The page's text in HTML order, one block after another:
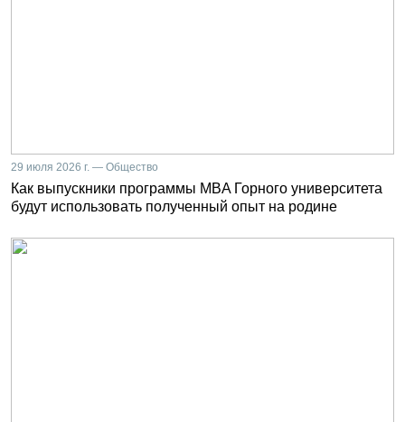
29 июля 2026 г. — Общество
Как выпускники программы MBA Горного университета
будут использовать полученный опыт на родине